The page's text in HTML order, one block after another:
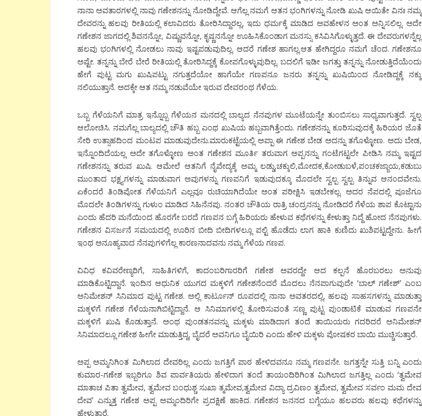
ನಾನಾ ಅವತಾರಗಳಲ್ಲಿ ನಾವು ಗಣೇಶನನ್ನು ನೋಡಿದ್ದೇವೆ. ಆಗೆಲ್ಲ ನಮಗೆ ಆತನ ಭಂಗಿಗಳನ್ನು ನೋಡಿ ಖುಷಿ ಆಯಿತೇ ವಿನಃ ನಮ್ಮ
ದೇವರನ್ನು ಹಲವು ರೀತಿಯಲ್ಲಿ ಕಲಾವಿದರು ತೋರಿಸಿದ್ದಾರಲ್ಲ, ಇದು ಧರ್ಮಕ್ಕೆ ಮಾಡಿದ ಅವಹೇಳನ ಅಂತ ಅನ್ನಿಸಲಿಲ್ಲ. ಅದೇ
ಗಣೇಶನ ಜಾಗದಲ್ಲಿ ಶಿವನನ್ನೋ, ವಿಷ್ಣುವನ್ನೋ, ಕೃಷ್ಣನನ್ನೋ ಊಹಿಸಿಕೊಂಡಾಗ ಮನಸ್ಸು ಕಸಿವಿಸಿಗೊಳ್ಳುತ್ತದೆ. ಈ ದೇವರುಗಳನ್ನೆಲ್ಲ
ಹಲವು ಭಂಗಿಗಳಲ್ಲಿ ನೋಡಲು ನಾವು ಇಷ್ಟಪಡುವುದಿಲ್ಲ. ಆದರೆ ಗಣೇಶ ಹಾಗಲ್ಲ.ಆತ ಹೇಗಿದ್ದರೂ ನಮಗೆ ಚೆಂದ. ಗಣೇಶನೂ
ಅಷ್ಟೇ. ತನ್ನನ್ನು ಬೇರೆ ಬೇರೆ ರೀತಿಯಲ್ಲಿ ತೋರಿಸಿದ್ದಕ್ಕೆ ಕೋಪಗೊಳ್ಳುವುದಿಲ್ಲ. ಬದಲಿಗೆ ಇಡೀ ಜಗತ್ತು ತನ್ನನ್ನು ನೋಡುತ್ತಿದೆಯೆಂದು
ಹೇಗೆ ಪುಟ್ಟ ಮಗು ಖುಷಿಪಟ್ಟು ನಗುತ್ತದೆಯೋ ಹಾಗೆಯೇ ಗಣಪನೂ ಜನರು ತನ್ನನ್ನು ಖುಷಿಯಿಂದ ನೋಡಿದ್ದಕ್ಕೆ ನಕ್ಕು
ನಲಿಯುತ್ತಾನೆ. ಅದಕ್ಕೇ ಆತ ನಮ್ಮ ನಡುವೆಯೇ ಇರುವ ದೇವರಂಥ ಗೆಳೆಯ.
ಒಬ್ಬ ಗೆಳೆಯನಿಗೆ ಮಾತ್ರ ಇನ್ನೊಬ್ಬ ಗೆಳೆಯನ ಮನದಲ್ಲಿ ಬಾಲ್ಯದ ನೆನಪುಗಳ ಮೂಟೆಯನ್ನೇ ತುಂಬಿಸಲು ಸಾಧ್ಯವಾಗುತ್ತದೆ. ಸ್ವಲ್ಪ
ಆಲೋಚಿಸಿ. ನಮಗೆಲ್ಲ ಬಾಲ್ಯದಲ್ಲಿ ಚೌತಿ ಹಬ್ಬ ಎಂಥ ಖುಷಿಯ ಹಬ್ಬವಾಗಿತ್ತೆಂದು. ಗಣೇಶನನ್ನು ಕೂರಿಸುವುದಕ್ಕೆ ಹಿರಿಯರ ಜೊತೆ
ಸೇರಿ ಉತ್ಸಾಹದಿಂದ ಮಂಟಪ ಮಾಡುವುದೇನು.ಮಾರುಕಟ್ಟೆಯಲ್ಲಿ ಅಪ್ಪಾ ಈ ಗಣೇಶ ಬೇಡ ಅದನ್ನು ತಗೊಳ್ಳೋಣ. ಅದು ಬೇಡ,
ಇನ್ನೊಂದಿದೆಯಲ್ಲ ಅದೇ ತಗೊಳ್ಳೋಣ ಅಂತ ಗಣೇಶನ ಮೂರ್ತಿ ತರುವಾಗ ಅಪ್ಪನನ್ನು ಗಂಟೆಗಟ್ಟಲೇ ಪೀಡಿಸಿ ನಮ್ಮ ಇಷ್ಟದ
ಗಣೇಶನನ್ನು ತರುವ ಖುಷಿ. ಆಮೇಲೆ ಆತನಿಗೆ ನೈವೇದ್ಯಕ್ಕೆ ಅಮ್ಮ ಲಡ್ಡು,ಚಕ್ಕುಲಿ,ಮೋದಕ,ಕೋಡುಬಳೆ,ಪಂಚಕಜ್ಜಾಯ,ಕಡುಬು
ಮುಂತಾದ ಭಕ್ಷ್ಯಗಳನ್ನು ಮಾಡುವಾಗ ಅವುಗಳನ್ನು ಗಣಪನಿಗೆ ಇಡುವುದಕ್ಕೂ ಮೊದಲೇ ಸ್ವಲ್ಪ ಸ್ವಲ್ಪ ತಿನ್ನುವ ಆನಂದವೇನು.
ಏಕೆಂದರೆ ತಿಂಡಿಪೋತ ಗೆಳೆಯನಿಗೆ ಎಲ್ಲವೂ ರುಚಿಯಾಗಿದೆಯೇ ಅಂತ ಪರೀಕ್ಷಿಸಿ ಇಡಬೇಕಲ್ಲ. ಅದರ ನೆಪದಲ್ಲಿ ಪೂಜೆಗೂ
ಮೊದಲೇ ತಿಂಡಿಗಳನ್ನು ಗುಳುಂ ಮಾಡಿದ ಸಿಹಿನೆನಪು. ನಂತರ ಚೌತಿಯ ರಾತ್ರಿ ಚಂದ್ರನನ್ನು ನೋಡಿದರೆ ಗೆಳೆಯ ಶಾಪ ಕೊಟ್ಟಾನು
ಎಂದು ಹೆದರಿ ಮನೆಯಿಂದ ಹೊರಗೇ ಬರದೆ ಗಣಪನ ಬಗ್ಗೆ ಹಿರಿಯರು ಹೇಳುವ ಕಥೆಗಳನ್ನು ಕೇಳುತ್ತಾ ನಿದ್ದೆ ಹೋದ ನೆನಪುಗಳು.
ಗಣೇಶನ ವಿಸರ್ಜನೆ ಸಮಯದಲ್ಲಿ ಊರಿನ ಬೀದಿ ಬೀದಿಗಳಲ್ಲೂ ಪಲ್ಟಿ ಹೊಡೆದು ಲಾಗ ಹಾಕಿ ಕುಣಿದು ಖುಶಿಪಟ್ಟದ್ದೇನು. ಹೀಗೆ
ಇಂಥ ಅನೂಹ್ಯವಾದ ನೆನಪುಗಳಿಗೆಲ್ಲ ಕಾರಣನಾದವನು ನಮ್ಮ ಗೆಳೆಯ ಗಣಪ.
ವಿವಿಧ ಕವಿವರೇಣ್ಯರಿಗೆ, ಸಾಹಿತಿಗಳಿಗೆ, ಕಾದಂಬರಿಗಾರರಿಗೆ ಗಣೇಶ ಅವರದ್ದೇ ಆದ ಕಲ್ಪನೆ ಹೊರಬರಲು ಅನುವು
ಮಾಡಿಕೊಟ್ಟಿದ್ದಾನೆ. ಇಂದಿನ ಆಧುನಿಕ ಯುಗದ ಮಕ್ಕಳಿಗೆ ಗಣೇಶನೆಂದರೆ ಮೊದಲು ನೆನಪಾಗುವುದೇ ‘ಬಾಲ್ ಗಣೇಶ್’ ಎಂಬ
ಅನಿಮೇಶನ್ ಸಿನಿಮಾದ ಪುಟ್ಟ ಗಣೇಶ. ಅಲ್ಲಿ ಕಾರ್ಟೂನ್ ರೂಪದಲ್ಲಿ ನಾನಾ ಅವತರದಲ್ಲಿ, ಹಲವು ಸಾಹಸಗಳನ್ನು ಮಾಡುತ್ತಾ
ಮಕ್ಕಳಿಗೆ ಗಣೇಶ ಗೆಳೆಯನಾಗಿಬಿಟ್ಟಿದ್ದಾನೆ. ಆ ಸಿನಿಮಾಗಳಲ್ಲಿ ತೋರಿಸುವಂತೆ ಸಣ್ಣ ಪುಟ್ಟ ಪುಂಡಾಟಿಕೆ ಮಾಡುವ ಗಣಪನೇ
ಮಕ್ಕಳಿಗೆ ಖುಷಿ ಕೊಡುತ್ತಾನೆ. ಅಂಥ ಪುಂಡತನವನ್ನು ಮಕ್ಕಳು ಮಾಡಿದಾಗ ತಂದೆ ತಾಯಿಯರು ಗದರಿದರೆ ಅನಿಮೇಶನ್
ಸಿನಿಮಾದಲ್ಲೂ ಗಣೇಶ ಹೀಗೇ ಮಾಡುತ್ತಿದ್ದ, ಬೈದರೆ ಅವನಿಗೂ ಬೈಯಿರಿ ಎಂದು ಹೇಳಿ ಮಕ್ಕಳು ಪೋಷಕರ ಬಾಯಿ ಮುಚ್ಚಿಸುತ್ತಾರೆ.
ಅಪ್ಪ ಅಮ್ಮನಿಗಿಂತ ಮಿಗಿಲಾದ ದೇವರಿಲ್ಲ ಎಂದು ಜಗತ್ತಿಗೆ ಪಾಠ ಹೇಳಿದವನೂ ನಮ್ಮ ಗಣಪನೇ. ಜಗತ್ತನ್ನೇ ಸುತ್ತಿ ಬನ್ನಿ ಎಂದು
ಕುಮಾರ-ಗಣೇಶ ಇಬ್ಬರಿಗೂ ಶಿವ ಪಾರ್ವತಿಯರು ಹೇಳಿದಾಗ ತಂದೆ ತಾಯಂದಿರಿಗಿಂತ ಮಿಗಿಲಾದ ಜಗತ್ತಿಲ್ಲ ಎಂದು ‘ತ್ವಮೇವ
ಮಾತಾಚ ಪಿತಾ ತ್ವಮೇವ, ತ್ವಮೇವ ಬಂಧುಶ್ಚ ಸುಖಾ ತ್ಮಮೇವ,ತ್ವಮೇವ ವಿದ್ಯಾ ದ್ರವಿಣಂ ತ್ವಮೇವ, ತ್ವಮೇವ ಸರ್ವಂ ಮಮ ದೇವ
ದೇವ’ ಎನ್ನುತ್ತ ಗಣೇಶ ಅಪ್ಪ ಅಮ್ಮಂದಿರಿಗೇ ಪ್ರದಕ್ಷಿಣೆ ಹಾಕಿದ. ಗಣೇಶನ ಜನನದ ಬಗ್ಗೆಯೂ ಹಲವರು ಹಲವು ಕಥೆಗಳನ್ನು
ಹೇಳುತ್ತಾರೆ.